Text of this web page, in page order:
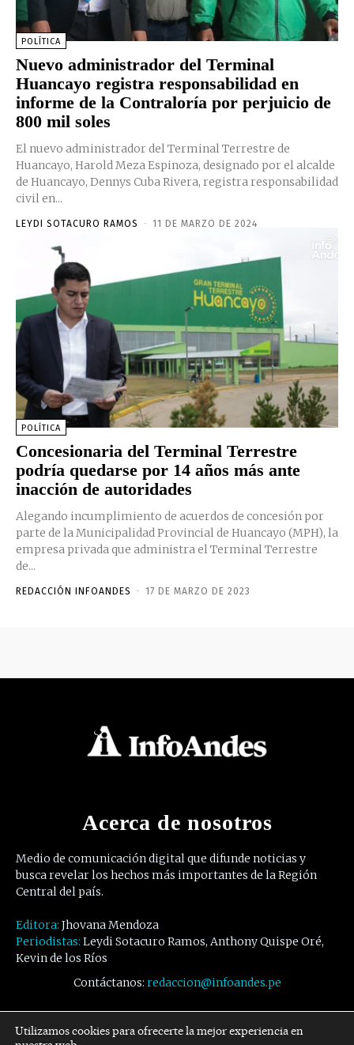
POLÍTICA
Nuevo administrador del Terminal
Huancayo registra responsabilidad en
informe de la Contraloría por perjuicio de
800 mil soles
El nuevo administrador del Terminal Terrestre de
Huancayo, Harold Meza Espinoza, designado por el alcalde
de Huancayo, Dennys Cuba Rivera, registra responsabilidad
civil en...
LEYDI SOTACURO RAMOS - 11 DE MARZO DE 2024
POLÍTICA
Concesionaria del Terminal Terrestre
podría quedarse por 14 años más ante
inacción de autoridades
Alegando incumplimiento de acuerdos de concesión por
parte de la Municipalidad Provincial de Huancayo (MPH), la
empresa privada que administra el Terminal Terrestre
de...
REDACCIÓN INFOANDES - 17 DE MARZO DE 2023
Acerca de nosotros
Medio de comunicación digital que difunde noticias y
busca revelar los hechos más importantes de la Región
Central del país.
Editora: Jhovana Mendoza
Periodistas: Leydi Sotacuro Ramos, Anthony Quispe Oré,
Kevin de los Ríos
Contáctanos: redaccion@infoandes.pe
Síguenos
Utilizamos cookies para ofrecerte la mejor experiencia en